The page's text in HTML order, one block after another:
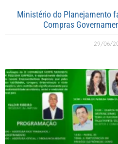
Ministério do Planejamento
Compras
29/06/